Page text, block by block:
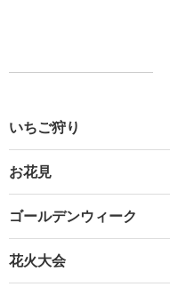
いちご狩り
お花見
ゴールデンウィーク
花火大会